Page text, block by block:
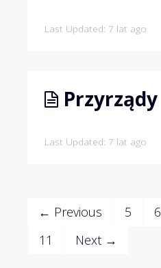
Last Updated: 7 lat ago
Przyrządy
Last Updated: 7 lat ago
← Previous 5 6
11
Next →